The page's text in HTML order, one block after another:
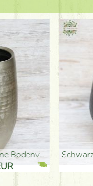
Keramik Vase 35*21cm
61.40 EUR